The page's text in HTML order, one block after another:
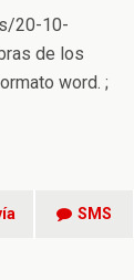
20-10-
de los
word. ;
SMS